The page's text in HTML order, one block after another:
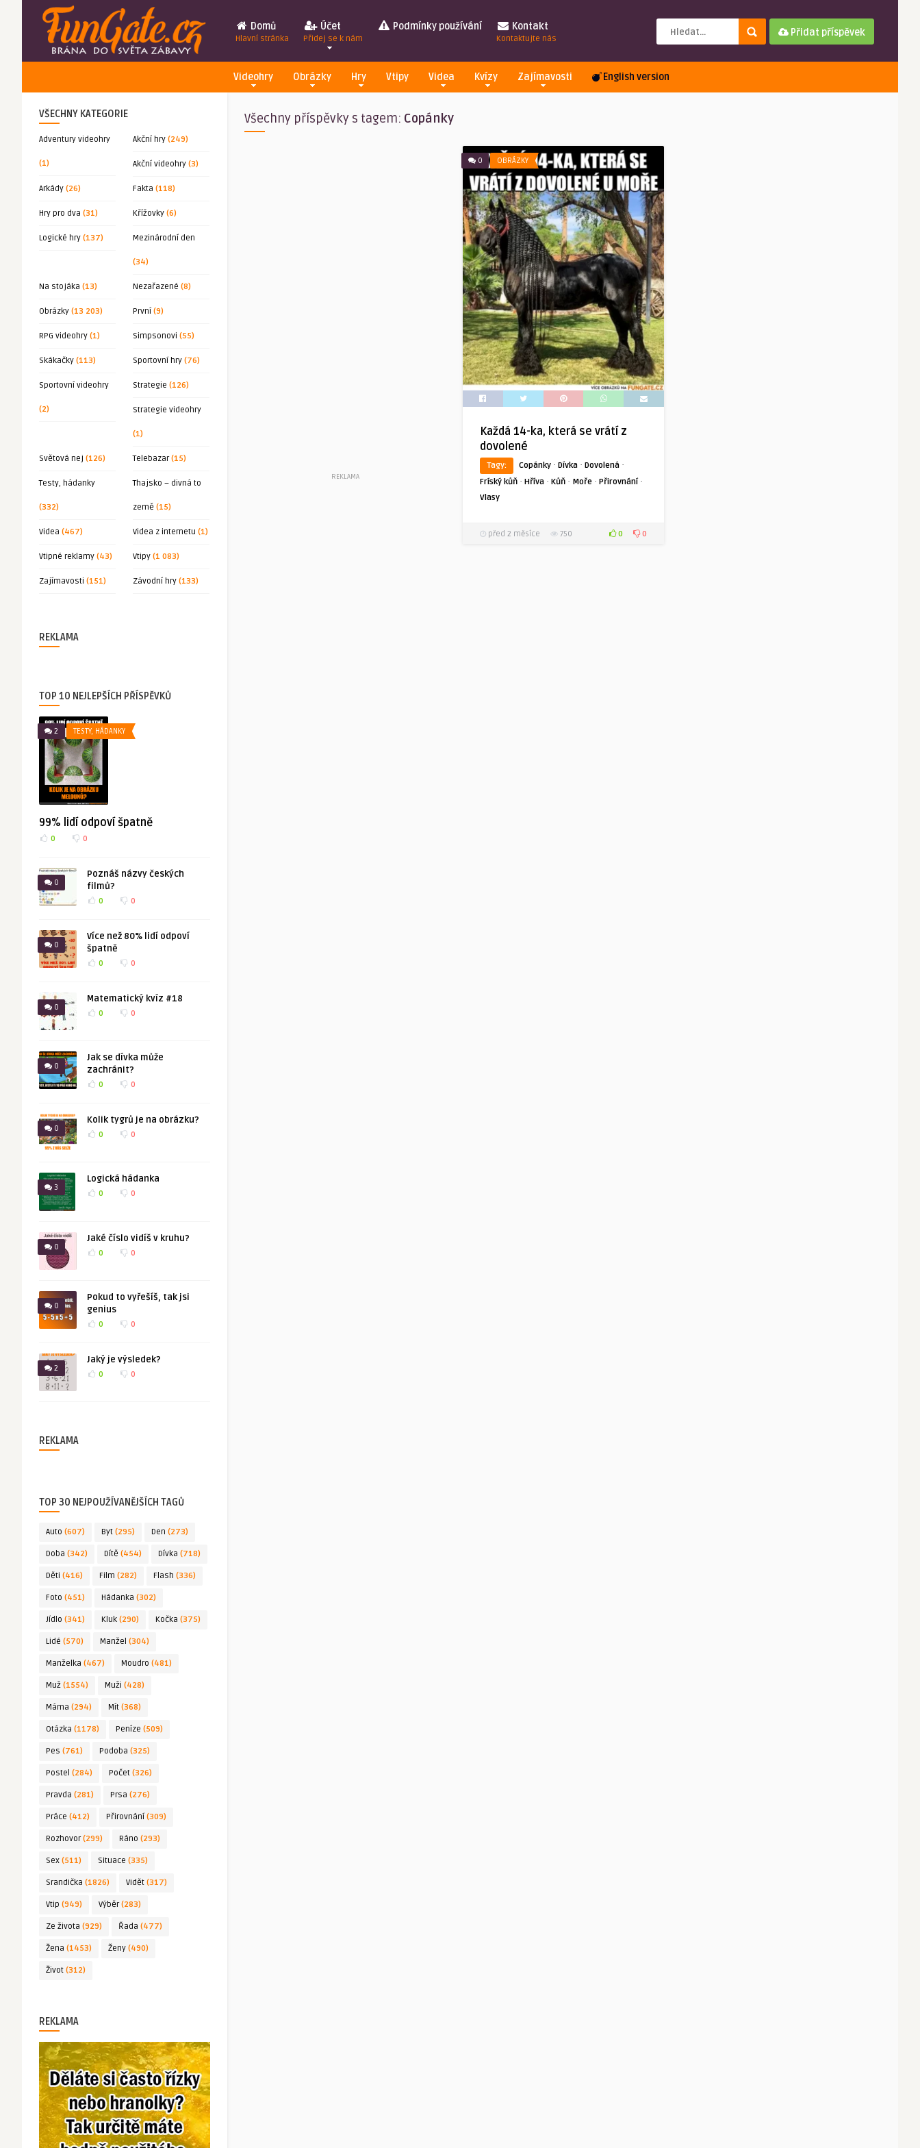
Domů
Hlavní stránka
Účet
Přidej se k nám
Podmínky používání Kontakt
Kontaktujte nás
Přidat příspěvek
Videohry Obrázky Hry Vtipy Videa Kvízy Zajímavosti English version
VŠECHNY KATEGORIE
Adventury videohry
(1)
Akční hry (249)
Akční videohry (3)
Arkády (26) Fakta (118)
Hry pro dva (31) Křížovky (6)
Logické hry (137) Mezinárodní den
(34)
Na stojáka (13) Nezařazené (8)
Obrázky (13 203) První (9)
RPG videohry (1) Simpsonovi (55)
Skákačky (113) Sportovní hry (76)
Sportovní videohry
(2)
Strategie (126)
Strategie videohry
(1)
Světová nej (126) Telebazar(15)
Testy, hádanky
(332)
Thajsko – divná to
země (15)
Videa (467) Videa z internetu (1)
Vtipné reklamy (43) Vtipy (1 083)
Zajímavosti (151) Závodní hry (133)
REKLAMA
TOP 10 NEJLEPŠÍCH PŘÍSPĚVKŮ
2 TESTY, HÁDANKY
99% lidí odpoví špatně
0 0
0
Poznáš názvy českých
filmů?
0 0
0
Více než 80% lidí odpoví
špatně
0 0
0
Matematický kvíz #18
0 0
0
Jak se dívka může
zachránit?
0 0
0
Kolik tygrů je na obrázku?
0 0
3
Logická hádanka
0 0
0
Jaké číslo vidíš v kruhu?
0 0
0
Pokud to vyřešíš, tak jsi
genius
0 0
2
Jaký je výsledek?
0 0
REKLAMA
TOP 30 NEJPOUŽÍVANĚJŠÍCH TAGŮ
Auto (607) Byt (295) Den (273)
Doba (342) Dítě (454) Dívka (718)
Děti (416) Film (282) Flash (336)
Foto (451) Hádanka (302)
Jídlo (341) Kluk (290) Kočka (375)
Lidé (570) Manžel (304)
Manželka (467) Moudro (481)
Muž (1554) Muži (428)
Máma (294) Mít (368)
Otázka (1178) Peníze (509)
Pes (761) Podoba (325)
Postel (284) Počet (326)
Pravda (281) Prsa (276)
Práce (412) Přirovnání (309)
Rozhovor(299) Ráno (293)
Sex (511) Situace (335)
Srandička (1826) Vidět (317)
Vtip (949) Výběr(283)
Ze života (929) Řada (477)
Žena (1453) Ženy (490)
Život (312)
REKLAMA
Všechny příspěvky s tagem: Copánky
REKLAMA
0 OBRÁZKY
Každá 14-ka, která se vrátí z
dovolené
Tagy: Copánky · Dívka · Dovolená ·
Fríský kůň · Hříva · Kůň · Moře · Přirovnání·
Vlasy
před 2 měsíce 750 0 0